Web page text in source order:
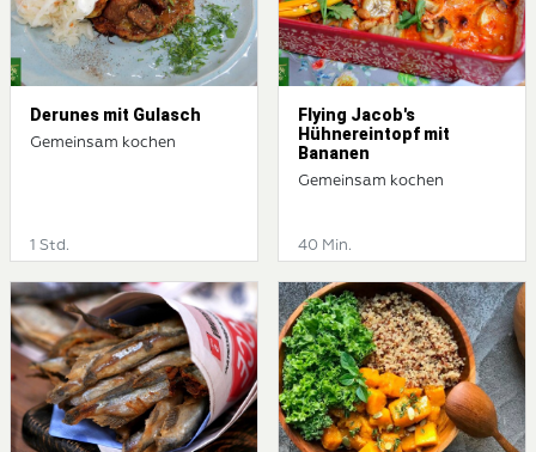
Derunes mit Gulasch
Gemeinsam kochen
1 Std.
Flying Jacob's
Hühnereintopf mit
Bananen
Gemeinsam kochen
40 Min.